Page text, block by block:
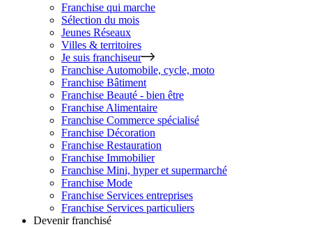
Franchise qui marche
Sélection du mois
Jeunes Réseaux
Villes & territoires
Je suis franchiseur
Franchise Automobile, cycle, moto
Franchise Bâtiment
Franchise Beauté - bien être
Franchise Alimentaire
Franchise Commerce spécialisé
Franchise Décoration
Franchise Restauration
Franchise Immobilier
Franchise Mini, hyper et supermarché
Franchise Mode
Franchise Services entreprises
Franchise Services particuliers
Devenir franchisé